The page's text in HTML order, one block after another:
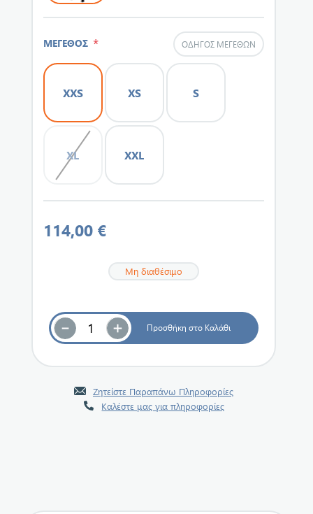
ΜΕΓΕΘΟΣ * ΟΔΗΓΌΣ ΜΕΓΕΘΏΝ
XXS XS S
XL XXL
114,00 €
Μη διαθέσιμο
Ζητείστε Παραπάνω Πληροφορίες
Καλέστε μας για πληροφορίες